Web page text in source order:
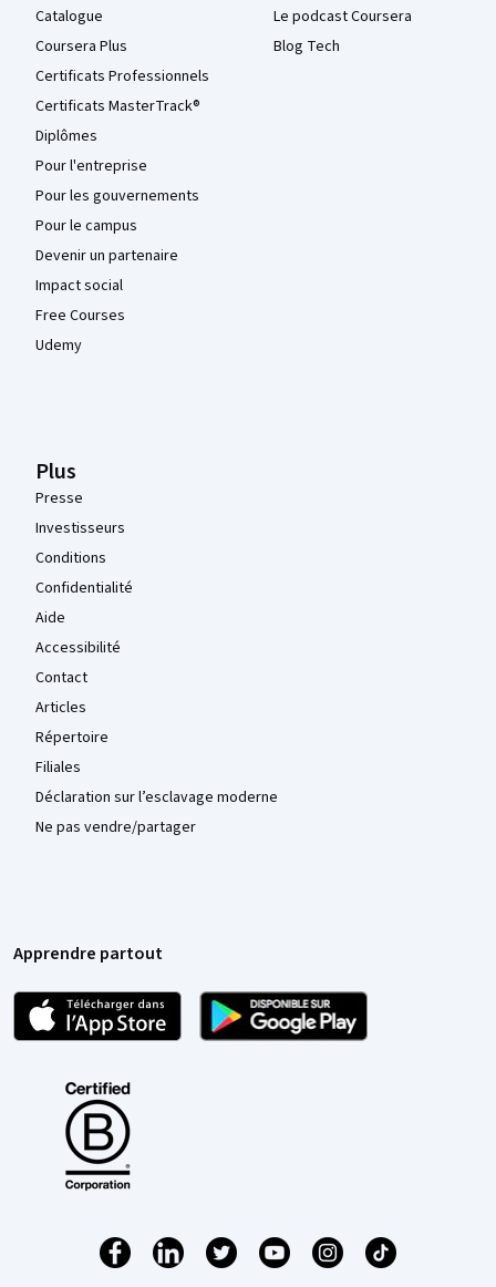
Catalogue
Coursera Plus
Certificats Professionnels
Certificats MasterTrack®
Diplômes
Pour l'entreprise
Pour les gouvernements
Pour le campus
Devenir un partenaire
Impact social
Free Courses
Udemy
Le podcast Coursera
Blog Tech
Plus
Presse
Investisseurs
Conditions
Confidentialité
Aide
Accessibilité
Contact
Articles
Répertoire
Filiales
Déclaration sur l’esclavage moderne
Ne pas vendre/partager
Apprendre partout